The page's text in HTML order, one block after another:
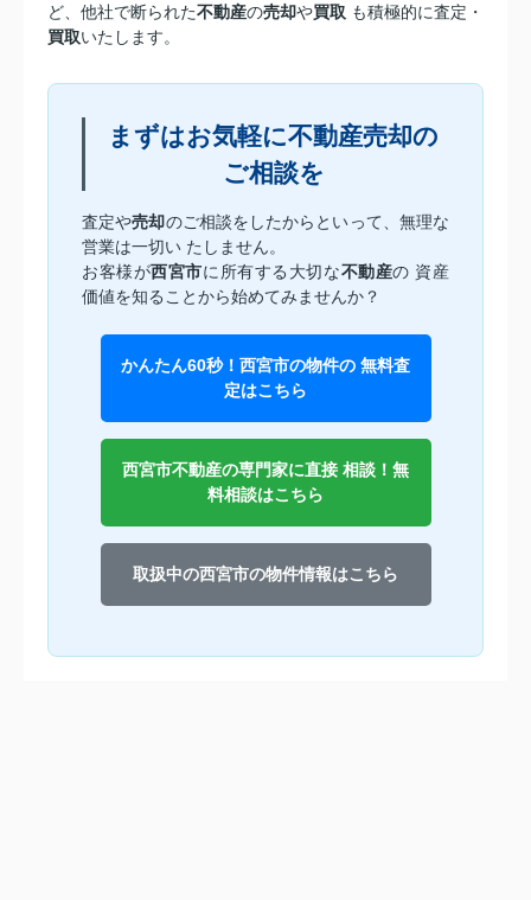
ど、他社で断られた不動産の売却や買取 も積極的に査定・
買取いたします。
まずはお気軽に不動産売却の
ご相談を
査定や売却のご相談をしたからといって、無理な
営業は一切い たしません。
お客様が西宮市に所有する大切な不動産の 資産
価値を知ることから始めてみませんか？
かんたん60秒！西宮市の物件の 無料査
定はこちら
西宮市不動産の専門家に直接 相談！無
料相談はこちら
取扱中の西宮市の物件情報はこちら